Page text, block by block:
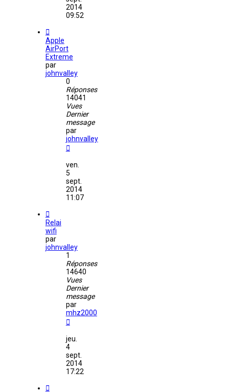
2014
09:52
Apple
AirPort
Extreme
par
johnvalley
0
Réponses
14041
Vues
Dernier
message
par
johnvalley
ven.
5
sept.
2014
11:07
Relai
wifi
par
johnvalley
1
Réponses
14640
Vues
Dernier
message
par
mhz2000
jeu.
4
sept.
2014
17:22